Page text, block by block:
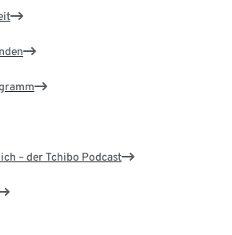
– der Tchibo Podcast